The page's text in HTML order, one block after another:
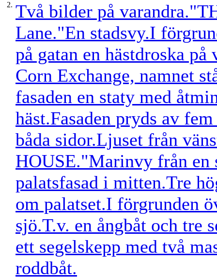
2. Två bilder på
Lane."En stadsvy.I
på gatan en hästdroska
Corn Exchange, namnet
fasaden en staty med
häst.Fasaden pryds av
båda sidor.Ljuset från
HOUSE."Marinvy från en
palatsfasad i mitten.Tre
om palatset.I förgrunden
sjö.T.v. en ångbåt och tre
ett segelskepp med två
roddbåt.